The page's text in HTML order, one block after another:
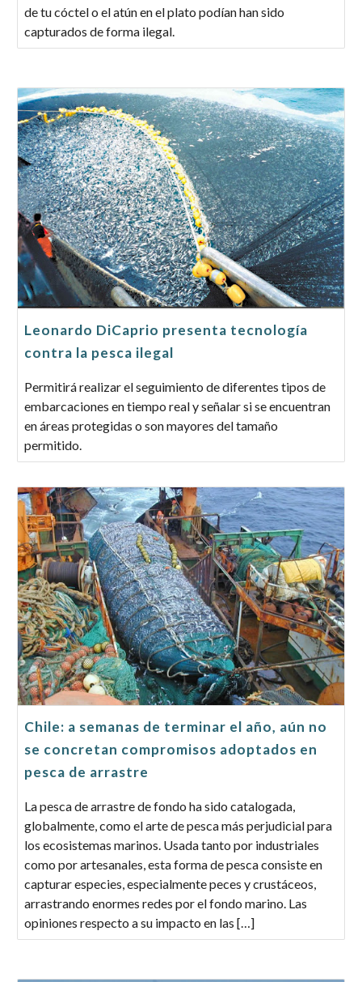
de tu cóctel o el atún en el plato podían han sido
capturados de forma ilegal.
Leonardo DiCaprio presenta tecnología
contra la pesca ilegal
Permitirá realizar el seguimiento de diferentes tipos de
embarcaciones en tiempo real y señalar si se encuentran
en áreas protegidas o son mayores del tamaño
permitido.
Chile: a semanas de terminar el año, aún no
se concretan compromisos adoptados en
pesca de arrastre
La pesca de arrastre de fondo ha sido catalogada,
globalmente, como el arte de pesca más perjudicial para
los ecosistemas marinos. Usada tanto por industriales
como por artesanales, esta forma de pesca consiste en
capturar especies, especialmente peces y crustáceos,
arrastrando enormes redes por el fondo marino. Las
opiniones respecto a su impacto en las […]